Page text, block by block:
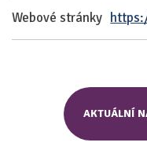
Webové stránky
AKTUÁLNÍ